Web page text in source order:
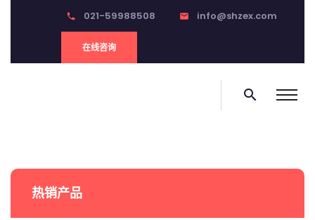
phone 021-59988508 email info@shzex.com
在线咨询
search
热销产品